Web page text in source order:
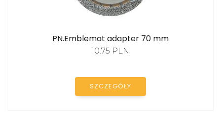
PN.Emblemat adapter 70 mm
10.75 PLN
SZCZEGÓŁY